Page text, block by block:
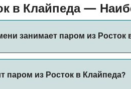
в Клайпеда —
занимает паром из Росток
рекомендуется проверить
паром из Росток в Клайпеда?